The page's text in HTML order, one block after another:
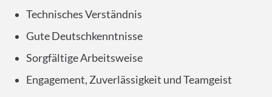
Technisches Verständnis
Gute Deutschkenntnisse
Sorgfältige Arbeitsweise
Engagement, Zuverlässigkeit und Teamgeist